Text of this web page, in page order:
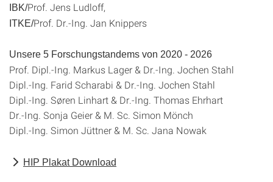
IBK/Prof. Jens Ludloff,
ITKE/Prof. Dr.-Ing. Jan Knippers
Unsere 5 Forschungstandems von 2020 - 2026
Prof. Dipl.-Ing. Markus Lager & Dr.-Ing. Jochen Stahl
Dipl.-Ing. Farid Scharabi & Dr.-Ing. Jochen Stahl
Dipl.-Ing. Søren Linhart & Dr.-Ing. Thomas Ehrhart
Dr.-Ing. Sonja Geier & M. Sc. Simon Mönch
Dipl.-Ing. Simon Jüttner & M. Sc. Jana Nowak
HIP Plakat Download